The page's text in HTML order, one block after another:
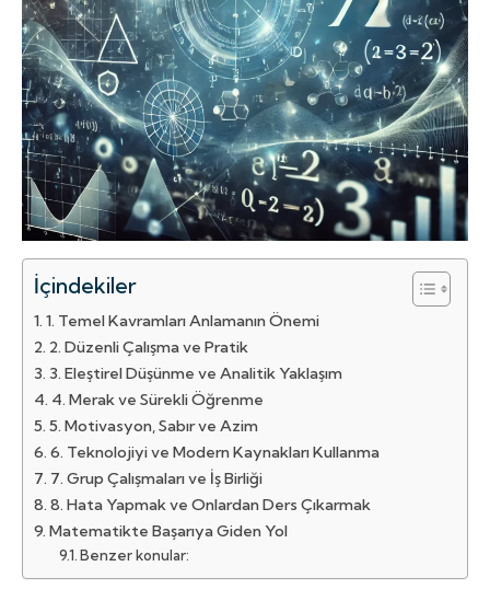
İçindekiler
1. Temel Kavramları Anlamanın Önemi
2. Düzenli Çalışma ve Pratik
3. Eleştirel Düşünme ve Analitik Yaklaşım
4. Merak ve Sürekli Öğrenme
5. Motivasyon, Sabır ve Azim
6. Teknolojiyi ve Modern Kaynakları Kullanma
7. Grup Çalışmaları ve İş Birliği
8. Hata Yapmak ve Onlardan Ders Çıkarmak
Matematikte Başarıya Giden Yol
Benzer konular: